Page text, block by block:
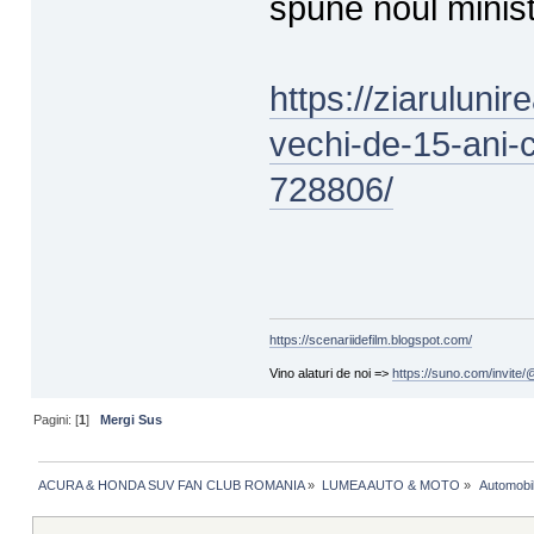
https://
vechi-de-15-ani-
728806/
https://scenariidefilm.blogspot.com/
Vino alaturi de noi => https://suno.com/invite/
Pagini: [1]Mergi Sus
ACURA & HONDA SUV FAN CLUB ROMANIA» LUMEA AUTO & MOTO »